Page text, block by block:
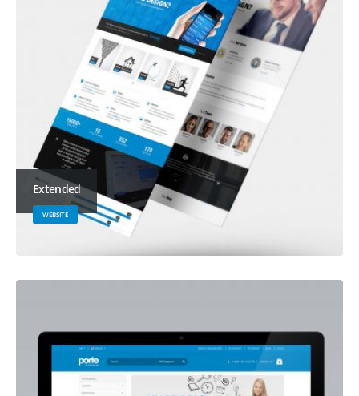
Extended
WEBSITE